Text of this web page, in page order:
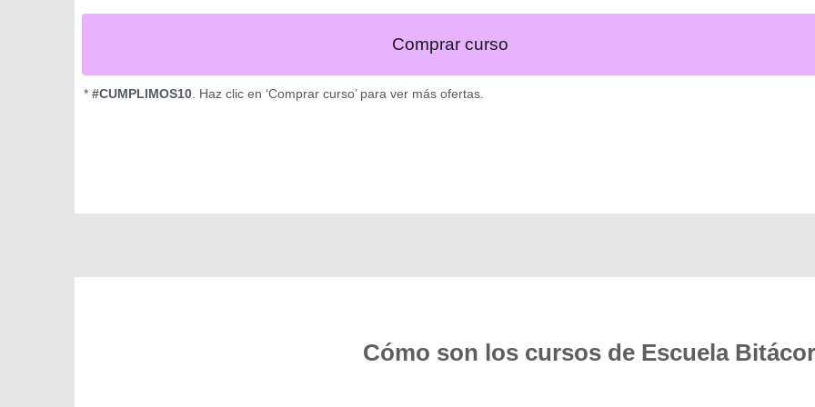
Comprar curso
* #CUMPLIMOS10 . Haz clic en ‘Comprar curso’ para ver más ofertas.
Cómo son los cursos de Escuela